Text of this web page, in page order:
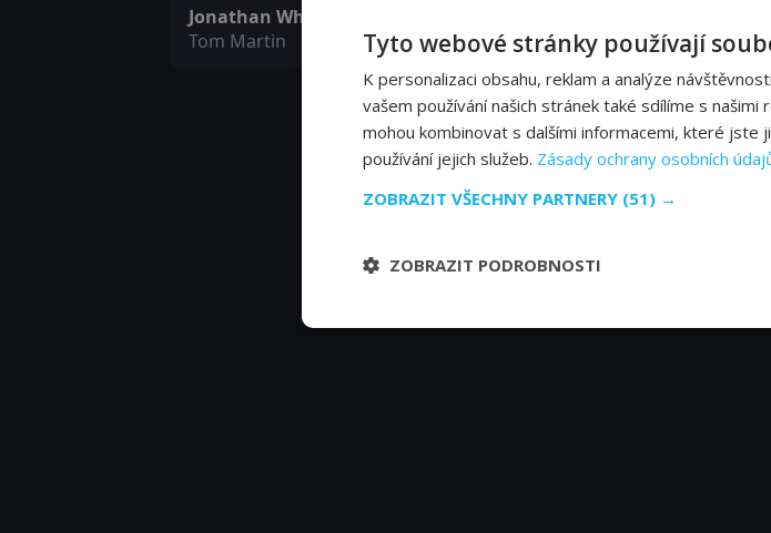
Jonathan Whittaker
Tom Martin
Kurt
Tyto webové stránky používají
K personalizaci obsahu, reklam a analýze
vašem používání našich stránek také sdílíme s
mohou kombinovat s dalšími informacemi, které jste
používání jejich služeb. Zásady ochrany osobních
ZOBRAZIT VŠECHNY PARTNERY (51) →
ZOBRAZIT PODROBNOSTI